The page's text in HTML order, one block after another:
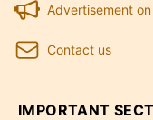
Advertisement on
Contact us
IMPORTANT